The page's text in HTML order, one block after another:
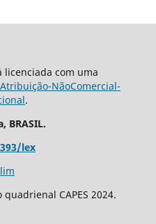
licenciada com uma
NãoComercial-
.
BRASIL.
lex
quadrienal CAPES 2024.